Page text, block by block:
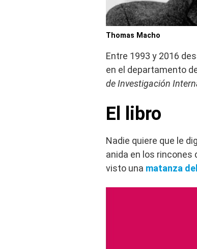
Thomas Macho
Entre 1993 y 2016
en el departamento
de Investigación
El libro
Nadie quiere que le
anida en los rincones
visto una matanza